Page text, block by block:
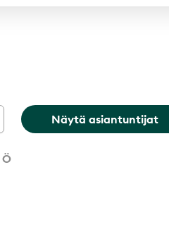
Näytä asiantuntijat
Ö